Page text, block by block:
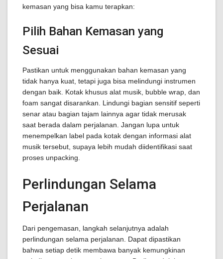
kemasan yang bisa kamu terapkan:
Pilih Bahan Kemasan yang
Sesuai
Pastikan untuk menggunakan bahan kemasan yang
tidak hanya kuat, tetapi juga bisa melindungi instrumen
dengan baik. Kotak khusus alat musik, bubble wrap, dan
foam sangat disarankan. Lindungi bagian sensitif seperti
senar atau bagian tajam lainnya agar tidak merusak
saat berada dalam perjalanan. Jangan lupa untuk
menempelkan label pada kotak dengan informasi alat
musik tersebut, supaya lebih mudah diidentifikasi saat
proses unpacking.
Perlindungan Selama
Perjalanan
Dari pengemasan, langkah selanjutnya adalah
perlindungan selama perjalanan. Dapat dipastikan
bahwa setiap detik membawa banyak kemungkinan